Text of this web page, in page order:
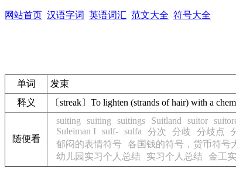
网站首页 汉语字词 英语词汇 范文大全 符号大全
单词
发束
释义
〔streak〕To lighten (strands of hair) with a
随便看
suiting suiting suitings Suitland suitor
Suleiman I sulf- sulfa 分次 分歧 分歧点
郁闷的表情符号 各国钱的符号，货币符号
幼儿园实习个人总结
实习个人总结 金工